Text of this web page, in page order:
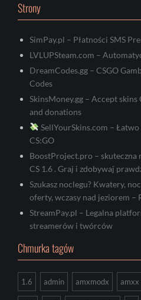
Strony
SimPay.pl – Płatności SMS
LVLUPSteam.com –
DreamCodes.gg – CSGO
Codes
SkinsMoney.gg – Accept
and donations
SellYourSkins.com –
CS:GO
BoostProject.pro – skuteczna
CS 1.6 . Graj i zdobywaj
Szukasz noclegu? Kwatery,
oferty, wczasy nad jeziorem –
StreamPay.pl – Legalna
streamerów i twórców
Chmurka tagów
1.6 admin amxmodx amxx